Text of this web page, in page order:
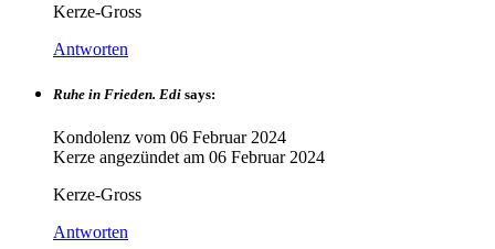
Kerze-Gross
Antworten
Ruhe in Frieden. Edi says:
Kondolenz vom 06 Februar 2024
Kerze angezündet am 06 Februar 2024
Kerze-Gross
Antworten